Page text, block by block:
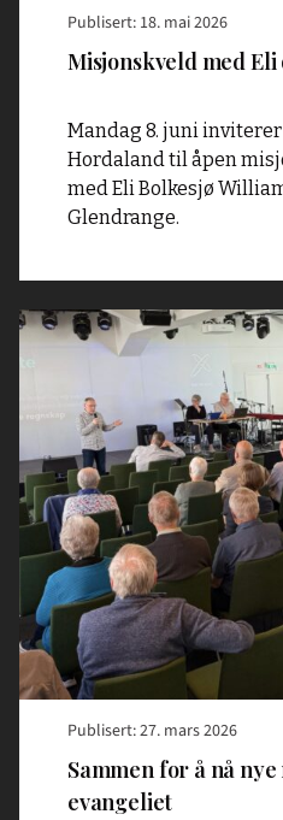
Publisert: 18. mai 2026
Misjonskveld med Eli
Mandag 8. juni
Hordaland til åpen
med Eli Bolkesjø
Glendrange.
Publisert: 27. mars 2026
Sammen for å nå
evangeliet
å
nye